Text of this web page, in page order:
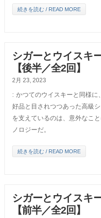
続きを読む / READ MORE
シガーとウイスキ
【後半／全2回】
2月 23, 2023
: かつてのウイスキーと同様に
好品と目されつつあった高級
を支えているのは、意外なこ
ノロジーだ。
続きを読む / READ MORE
シガーとウイスキ
【前半／全2回】